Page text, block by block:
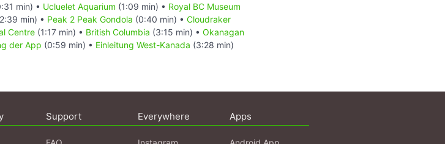
min) • Ucluelet Aquarium (1:09 min) • Royal BC Museum
min) • Peak 2 Peak Gondola (0:40 min) • Cloudraker
Centre (1:17 min) • British Columbia (3:15 min) • Okanagan
der App (0:59 min) • Einleitung West-Kanada (3:28 min)
Support Everywhere Apps